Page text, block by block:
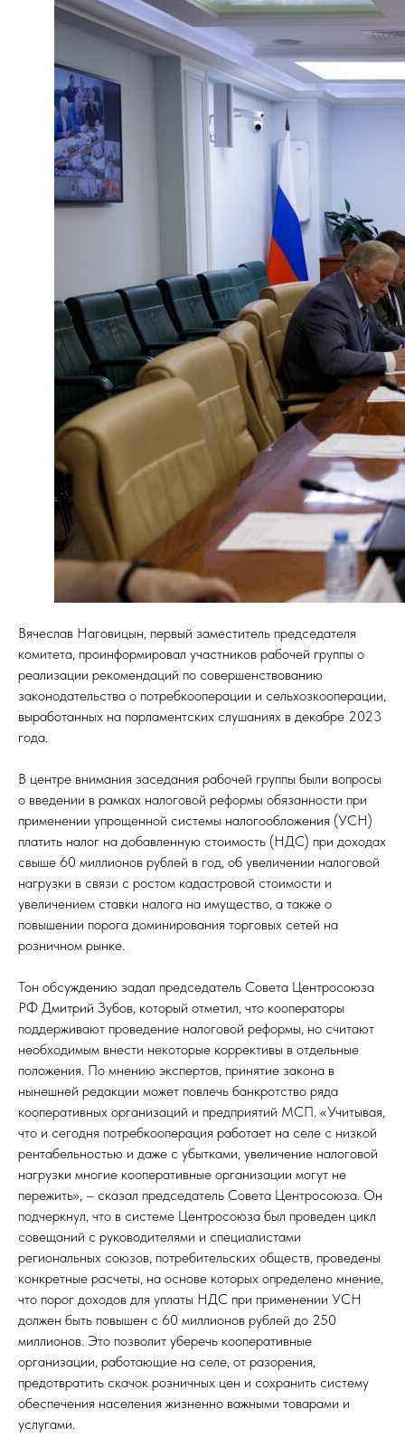
Вячеслав Наговицын, первый заместитель председателя
комитета, проинформировал участников рабочей группы о
реализации рекомендаций по совершенствованию
законодательства о потребкооперации и сельхозкооперации,
выработанных на парламентских слушаниях в декабре 2023
года.
В центре внимания заседания рабочей группы были вопросы
о введении в рамках налоговой реформы обязанности при
применении упрощенной системы налогообложения (УСН)
платить налог на добавленную стоимость (НДС) при доходах
свыше 60 миллионов рублей в год, об увеличении налоговой
нагрузки в связи с ростом кадастровой стоимости и
увеличением ставки налога на имущество, а также о
повышении порога доминирования торговых сетей на
розничном рынке.
Тон обсуждению задал председатель Совета Центросоюза
РФ Дмитрий Зубов, который отметил, что кооператоры
поддерживают проведение налоговой реформы, но считают
необходимым внести некоторые коррективы в отдельные
положения. По мнению экспертов, принятие закона в
нынешней редакции может повлечь банкротство ряда
кооперативных организаций и предприятий МСП. «Учитывая,
что и сегодня потребкооперация работает на селе с низкой
рентабельностью и даже с убытками, увеличение налоговой
нагрузки многие кооперативные организации могут не
пережить», – сказал председатель Совета Центросоюза. Он
подчеркнул, что в системе Центросоюза был проведен цикл
совещаний с руководителями и специалистами
региональных союзов, потребительских обществ, проведены
конкретные расчеты, на основе которых определено мнение,
что порог доходов для уплаты НДС при применении УСН
должен быть повышен с 60 миллионов рублей до 250
миллионов. Это позволит уберечь кооперативные
организации, работающие на селе, от разорения,
предотвратить скачок розничных цен и сохранить систему
обеспечения населения жизненно важными товарами и
услугами.